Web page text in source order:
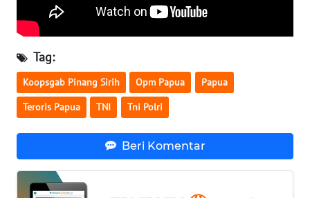
Tag:
Koopsgab Pinang Sirih Opm Papua Papua
Teroris Papua TNI Tni Polri
Beri Komentar
PAPUA
BARAT
WN
RIAU
WN
WN
JAMBI